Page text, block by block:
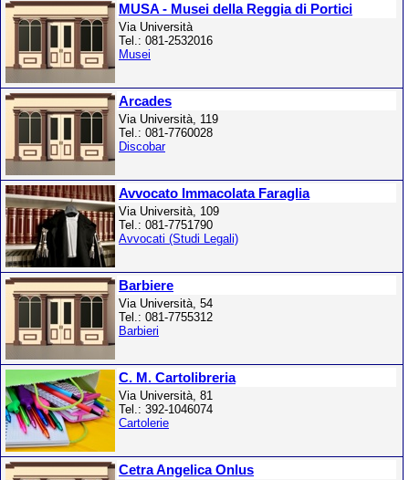
MUSA - Musei della Reggia di Portici
Via Università
Tel.: 081-2532016
Musei
Arcades
Via Università, 119
Tel.: 081-7760028
Discobar
Avvocato Immacolata Faraglia
Via Università, 109
Tel.: 081-7751790
Avvocati (Studi Legali)
Barbiere
Via Università, 54
Tel.: 081-7755312
Barbieri
C. M. Cartolibreria
Via Università, 81
Tel.: 392-1046074
Cartolerie
Cetra Angelica Onlus